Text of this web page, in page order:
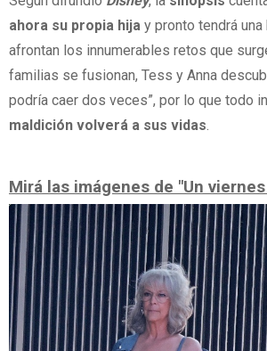
ahora su propia hija y pronto tendrá
afrontan los innumerables retos que
familias se fusionan, Tess y Anna
podría caer dos veces”, por lo que todo
maldición volverá a sus vidas.
Mirá las imágenes de "Un